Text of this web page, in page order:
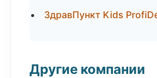
ЗдравПункт Kids
Другие компании